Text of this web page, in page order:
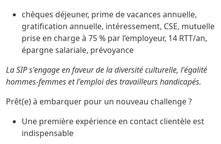
chèques déjeuner, prime de vacances annuelle,
gratification annuelle, intéressement, CSE, mutuelle
prise en charge à 75 % par l’employeur, 14 RTT/an,
épargne salariale, prévoyance
La SIP s'engage en faveur de la diversité culturelle, l'égalité
hommes-femmes et l'emploi des travailleurs handicapés.
Prêt(e) à embarquer pour un nouveau challenge ?
Une première expérience en contact clientèle est
indispensable